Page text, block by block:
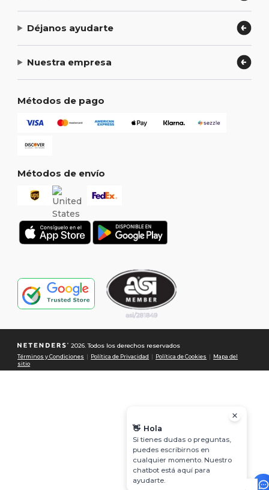
Déjanos ayudarte
Nuestra empresa
Métodos de pago
Métodos de envío
2026. Todos los derechos reservados
Términos y Condiciones Política de Privacidad Política de Cookies
Mapa del
sitio
👋 Hola
Si tienes dudas o preguntas,
puedes escribirnos en
cualquier momento. Nuestro
chatbot está aquí para
ayudarte.